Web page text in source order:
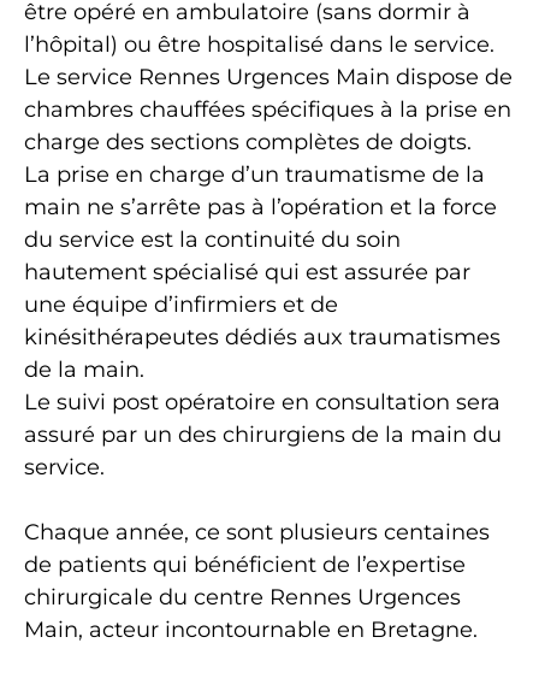
être opéré en ambulatoire (sans dormir à
l’hôpital) ou être hospitalisé dans le service.
Le service Rennes Urgences Main dispose de
chambres chauffées spécifiques à la prise en
charge des sections complètes de doigts.
La prise en charge d’un traumatisme de la
main ne s’arrête pas à l’opération et la force
du service est la continuité du soin
hautement spécialisé qui est assurée par
une équipe d’infirmiers et de
kinésithérapeutes dédiés aux traumatismes
de la main.
Le suivi post opératoire en consultation sera
assuré par un des chirurgiens de la main du
service.
Chaque année, ce sont plusieurs centaines
de patients qui bénéficient de l’expertise
chirurgicale du centre Rennes Urgences
Main, acteur incontournable en Bretagne.